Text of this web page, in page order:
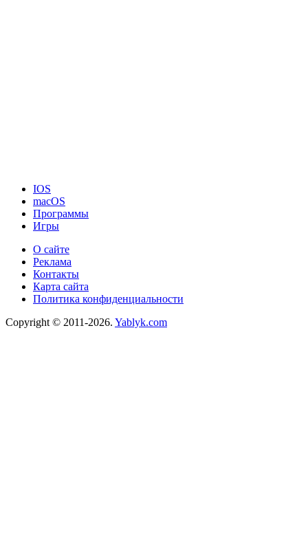
IOS
macOS
Программы
Игры
О сайте
Реклама
Контакты
Карта сайта
Политика конфиденциальности
Copyright © 2011-2026. Yablyk.сom